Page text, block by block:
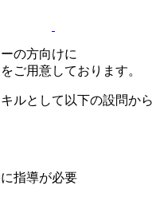
の方向けに
ご用意しております。
ルとして以下の設問から
指導が必要